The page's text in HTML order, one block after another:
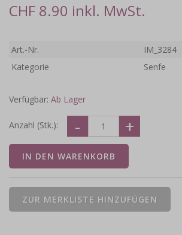
CHF 8.90 inkl. MwSt.
Art.-Nr.
IM_3284
Kategorie
Senfe
Verfügbar: Ab Lager
Anzahl (Stk.):